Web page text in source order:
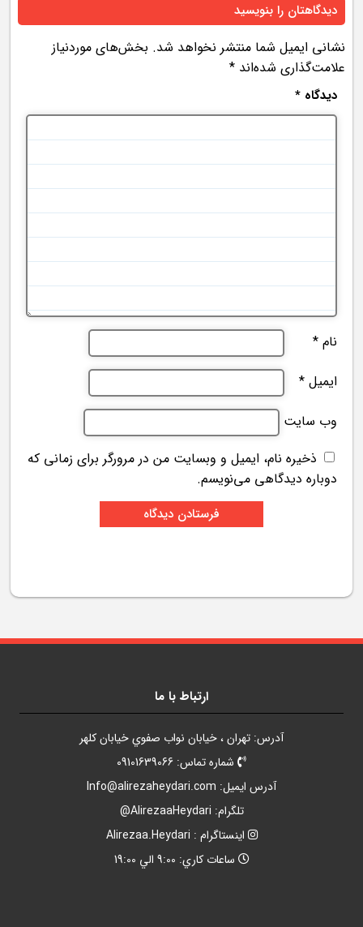
دیدگاهتان را بنویسید
نشانی ایمیل شما منتشر نخواهد شد. بخش‌های موردنیاز
علامت‌گذاری شده‌اند *
دیدگاه *
نام *
ایمیل *
وب‌ سایت
ذخیره نام، ایمیل و وبسایت من در مرورگر برای زمانی که
دوباره دیدگاهی می‌نویسم.
ارتباط با ما
آدرس: تهران ، خيابان نواب صفوي خيابان کلهر
شماره تماس: 09101639066
آدرس ايميل: Info@alirezaheydari.com
تلگرام: AlirezaaHeydari@
اينستاگرام : Alirezaa.Heydari
ساعات کاري: 9:00 الي 19:00